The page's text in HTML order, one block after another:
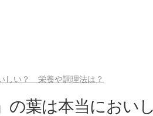
しい？ 栄養や調理法は？
葉は本当においし